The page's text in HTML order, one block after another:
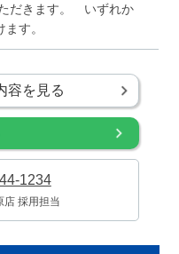
だきます。 いずれか
す。
容を見る
1234
店 採用担当